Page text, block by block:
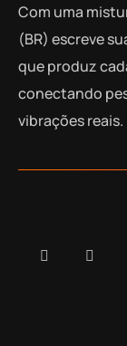
Com uma
(BR) escreve
que produz
conectando
vibrações reais.